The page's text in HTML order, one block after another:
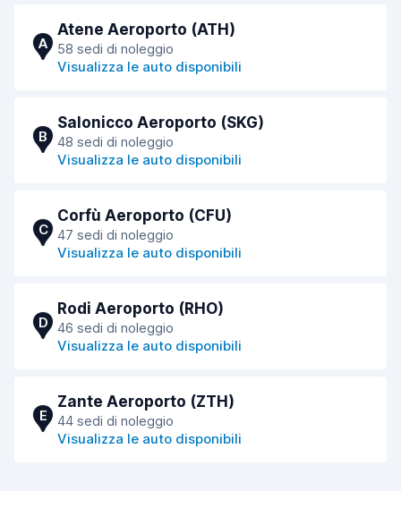
A
Atene Aeroporto (ATH)
58 sedi di noleggio
Visualizza le auto disponibili
B
Salonicco Aeroporto (SKG)
48 sedi di noleggio
Visualizza le auto disponibili
C
Corfù Aeroporto (CFU)
47 sedi di noleggio
Visualizza le auto disponibili
D
Rodi Aeroporto (RHO)
46 sedi di noleggio
Visualizza le auto disponibili
E
Zante Aeroporto (ZTH)
44 sedi di noleggio
Visualizza le auto disponibili